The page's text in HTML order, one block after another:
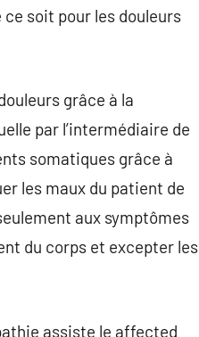
soit pour les douleurs
grâce à la
par l’intermédiaire de
somatiques grâce à
les maux du patient de
aux symptômes
du corps et excepter les
assiste le affected